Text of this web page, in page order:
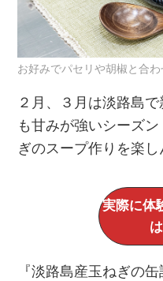
お好みでパセリや胡椒と合わ
２月、３月は淡路島
も甘みが強いシーズ
ぎのスープ作りを楽し
実際に体
『淡路島産玉ねぎの缶